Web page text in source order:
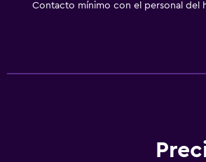
Contacto mínimo con el personal del